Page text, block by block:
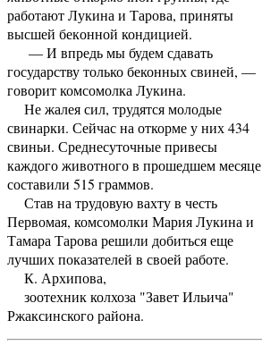
работают Лукина и Тарова, приняты
высшей беконной кондицией.
— И впредь мы будем сдавать
государству только беконных свиней, —
говорит комсомолка Лукина.
Не жалея сил, трудятся молодые
свинарки. Сейчас на откорме у них 434
свиньи. Среднесуточные привесы
каждого животного в прошедшем месяце
составили 515 граммов.
Став на трудовую вахту в честь
Первомая, комсомолки Мария Лукина и
Тамара Тарова решили добиться еще
лучших показателей в своей работе.
К. Архипова,
зоотехник колхоза "Завет Ильича"
Ржаксинского района.